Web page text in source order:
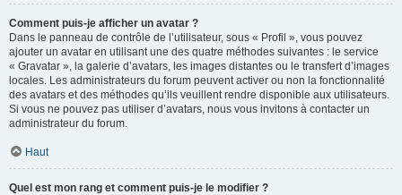
Comment puis-je afficher un avatar ?
Dans le panneau de contrôle de l’utilisateur, sous « Profil », vous pouvez
ajouter un avatar en utilisant une des quatre méthodes suivantes : le service
« Gravatar », la galerie d’avatars, les images distantes ou le transfert d’images
locales. Les administrateurs du forum peuvent activer ou non la fonctionnalité
des avatars et des méthodes qu’ils veuillent rendre disponible aux utilisateurs.
Si vous ne pouvez pas utiliser d’avatars, nous vous invitons à contacter un
administrateur du forum.
Haut
Quel est mon rang et comment puis-je le modifier ?